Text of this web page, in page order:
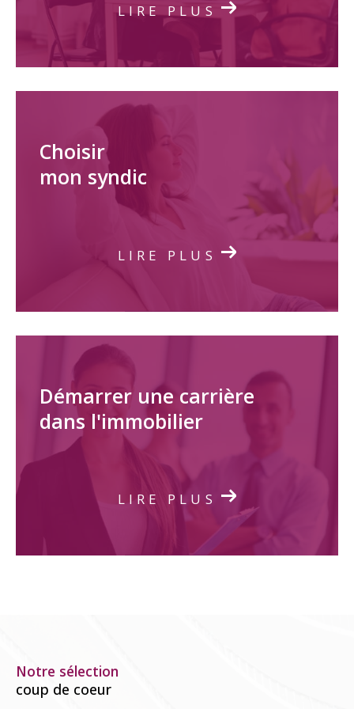
LIRE PLUS
Choisir
mon syndic
LIRE PLUS
Démarrer une carrière
dans l'immobilier
LIRE PLUS
Notre sélection
coup de coeur